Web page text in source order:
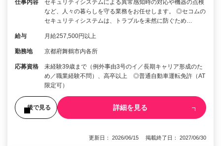
仕事内容
セキュリティシステムによる異常感知時の対応や機器の点検
など、人々の暮らしを守る業務をお任せします。 ◎セコムの
セキュリティシステムは、トラブルを未然に防ぐため…
給与 月給257,500円以上
勤務地 京都府舞鶴市内各所
応募資格
未経験39歳まで（例外事由3号のイ／長期キャリア形成のた
め／職業経験不問）、高卒以上 ◎普通自動車運転免許（AT
限定可）
後で見る 詳細を見る
更新日： 2026/06/15 掲載終了日： 2027/06/30